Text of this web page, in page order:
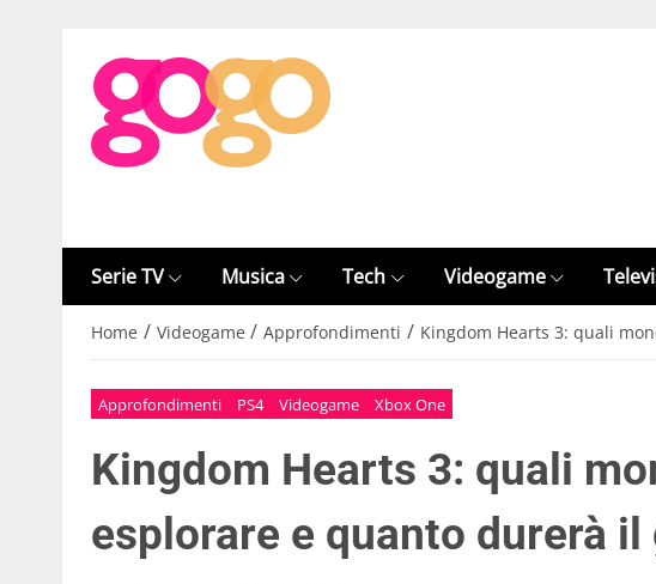
Serie TV Musica Tech Videogame
Home / Videogame / Approfondimenti / Kingdom Hearts 3: quali
Approfondimenti PS4 Videogame Xbox One
Kingdom Hearts 3: quali
esplorare e quanto durerà il